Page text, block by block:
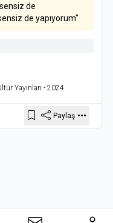
de
de yapıyorum"
Yayınları - 2024
Paylaş